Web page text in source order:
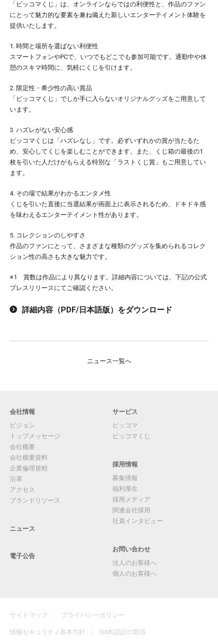
「ピッコマくじ」は、オンラインならではの利便性と、作品のファン
にとって魅力的な要素を兼ね備えた新しいエンターテイメント体験を
提供いたします。
1. 時間と場所を選ばない利便性
スマートフォンやPCで、いつでもどこでも参加可能です。通勤中や休
憩のスキマ時間に、気軽にくじを引けます。
2. 限定性・希少性の高い賞品
「ピッコマくじ」でしか手に入らないオリジナルグッズをご用意して
います。
3. ハズレがない安心感
ピッコマくじは「ハズレなし」です。必ずいずれかの賞が当たるた
め、安心してくじを楽しむことができます。また、くじ箱の最後の1
枚を引いた人だけがもらえる特別な「ラストくじ賞」もご用意してい
ます。
4. その場で結果がわかるエンタメ性
くじを引いた直後に当選結果が画面上に表示されるため、ドキドキ感
を味わえるエンターテイメント性があります。
5. コレクションのしやすさ
作品のファンにとって、さまざまな種類のグッズを集められるコレク
ション性の高さも大きな魅力です。
※1 賞数は作品により異なります。詳細内容については、下記の公式
プレスリリースにてご確認ください。
詳細内容（PDF/日本語版）をダウンロード
ニュース一覧へ
会社情報
ビジョン
トップメッセージ
会社概要
会社概要資料
企業倫理規程
沿革
アクセス
ブランドリソース
ニュース
電子公告
サービス
ピッコマ
ピッコマくじ
採用情報
募集情報
福利厚生
採用メディア
関連会社採用
社員インタビュー
お問い合わせ
法人のお客様へ
個人のお客様へ
サイトマップ プライバシーポリシー
情報セキュリティ基本方針 ISMS認証の取得